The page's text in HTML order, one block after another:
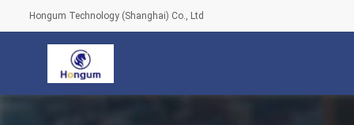
Hongum Technology (Shanghai) Co., Ltd